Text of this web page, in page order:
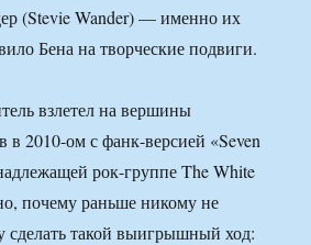
(Stevie Wander) — именно их
Бена на творческие подвиги.
взлетел на вершины
в 2010-ом с фанк-версией «Seven
рок-группе The White
почему раньше никому не
сделать такой выигрышный ход: